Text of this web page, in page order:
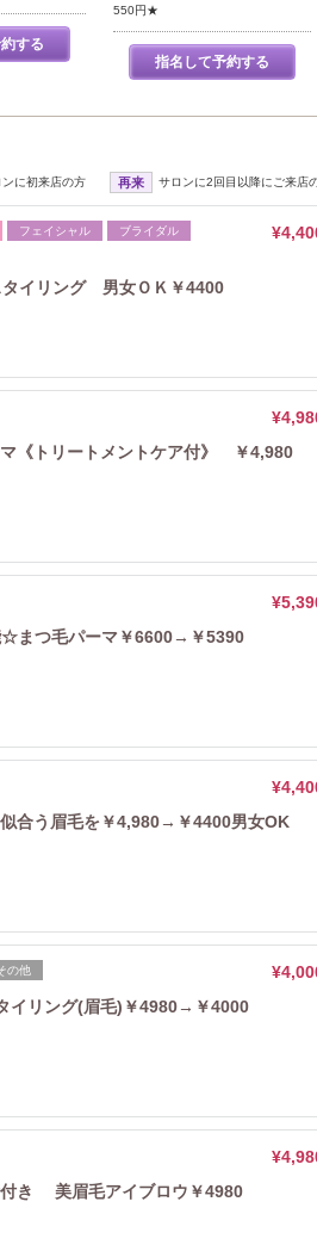
する
550円★
指名して予約する
ンに初来店の方 再来 サロンに2回目以降にご来店
フェイシャル
ブライダル
タイリング 男女ＯＫ￥4400
《トリートメントケア付》 ￥4,980
☆まつ毛パーマ￥6600→￥5390
合う眉毛を￥4,980→￥4400男女OK
の他
イリング(眉毛)￥4980→￥4000
き 美眉毛アイブロウ￥4980